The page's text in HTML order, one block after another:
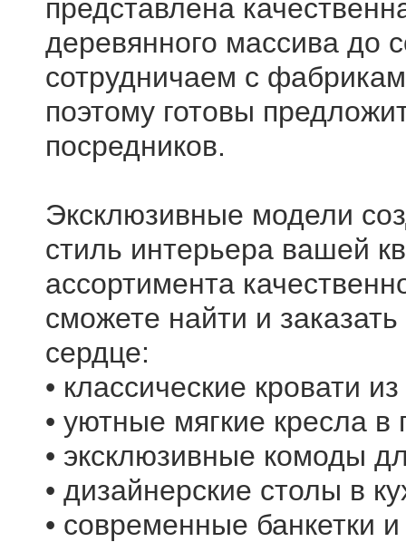
представлена
деревянного массива до
сотрудничаем с
поэтому готовы
посредников.
Эксклюзивные модели
стиль интерьера вашей
ассортимента
сможете найти и
сердце:
• классические кровати
• уютные мягкие кресла в
• эксклюзивные комоды
• дизайнерские столы в
• современные банкетки